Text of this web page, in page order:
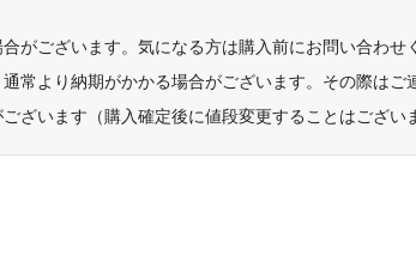
がございます。気になる方は購入前にお問い合わせ
常より納期がかかる場合がございます。その際はご
ざいます（購入確定後に値段変更することはござい